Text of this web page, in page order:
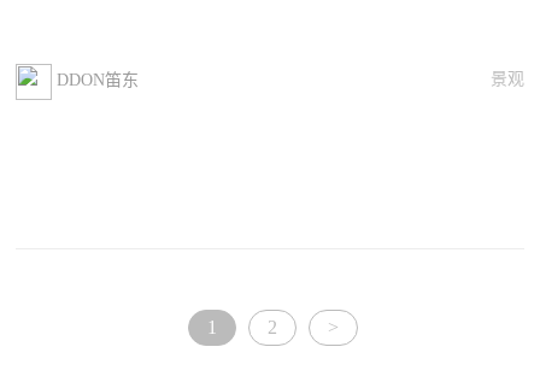
DDON笛东 景观
1 2 >